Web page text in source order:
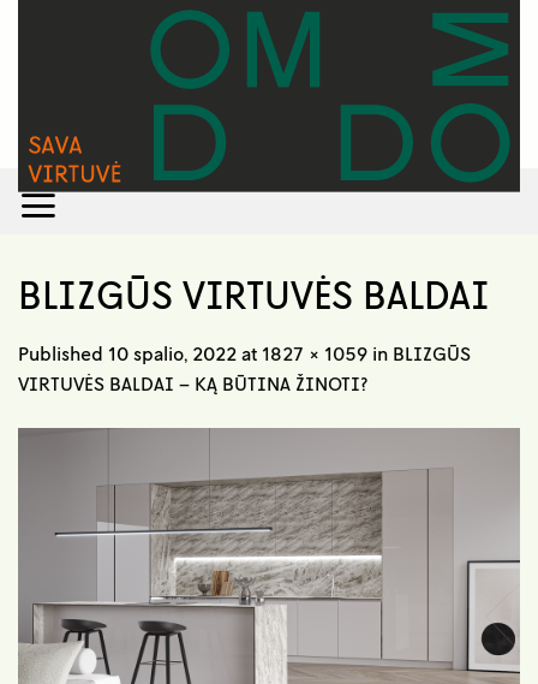
BLIZGŪS VIRTUVĖS BALDAI
Published 10 spalio, 2022 at 1827 × 1059 in BLIZGŪS
VIRTUVĖS BALDAI – KĄ BŪTINA ŽINOTI?